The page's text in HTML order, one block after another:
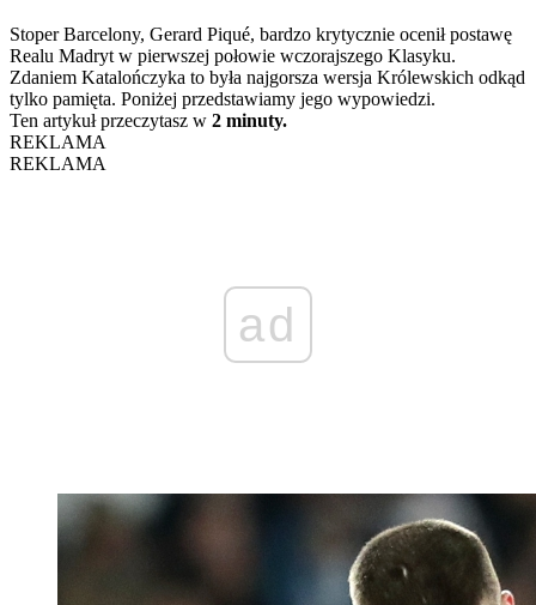
Stoper Barcelony, Gerard Piqué, bardzo krytycznie ocenił postawę
Realu Madryt w pierwszej połowie wczorajszego Klasyku.
Zdaniem Katalończyka to była najgorsza wersja Królewskich odkąd
tylko pamięta. Poniżej przedstawiamy jego wypowiedzi.
Ten artykuł przeczytasz w 2 minuty.
REKLAMA
REKLAMA
ad